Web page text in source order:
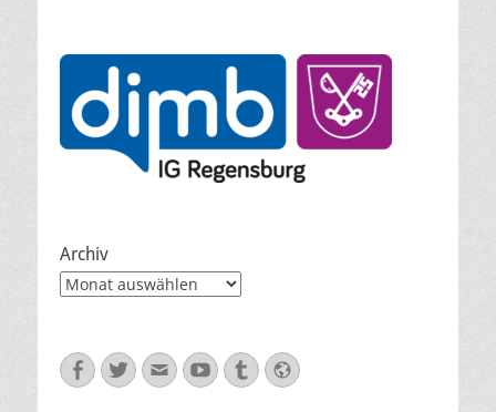
Archiv
Archiv
Facebook
Twitter
E-
Mail
YouTube
TumblrWebsite